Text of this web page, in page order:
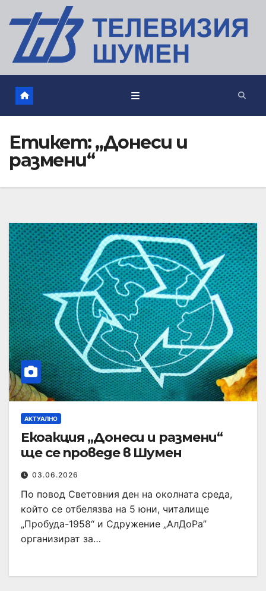
Етикет:„Донеси и
размени“
АКТУАЛНО
Екоакция „Донеси и размени“
ще се проведе в Шумен
03.06.2026
По повод Световния ден на околната среда,
който се отбелязва на 5 юни, читалище
„Пробуда-1958“ и Сдружение „АлДоРа”
организират за…